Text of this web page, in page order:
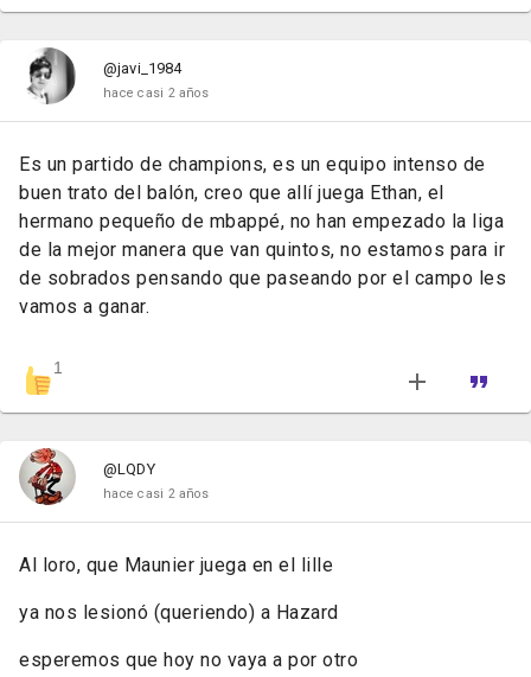
@javi_1984
hace casi 2 años
Es un partido de champions, es un equipo intenso de
buen trato del balón, creo que allí juega Ethan, el
hermano pequeño de mbappé, no han empezado la liga
de la mejor manera que van quintos, no estamos para ir
de sobrados pensando que paseando por el campo les
vamos a ganar.
1
@LQDY
hace casi 2 años
Al loro, que Maunier juega en el lille
ya nos lesionó (queriendo) a Hazard
esperemos que hoy no vaya a por otro